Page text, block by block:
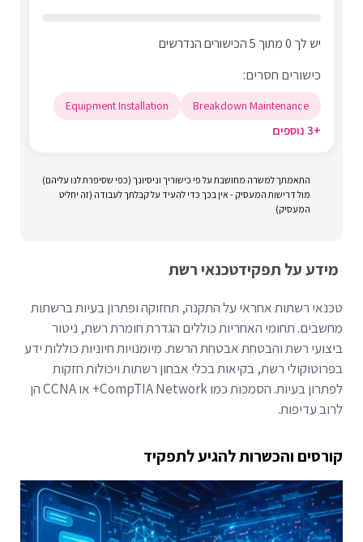
יש לך 0 מתוך 5 הכישורים הנדרשים
כישורים חסרים:
Breakdown Maintenance
Equipment Installation
+3 נוספים
התאמתך למשרה מחושבת על פי כישוריך וניסיונך (כפי שסיפרת לנו עליהם)
מול דרישות המעסיק - אין בכך כדי להעיד על קבלתך לעבודה (זה יחליט
המעסיק)
מידע על תפקידטכנאי רשת
טכנאי רשתות אחראי על התקנה, תחזוקה ופתרון בעיות ברשתות
מחשבים. תחומי האחריות כוללים הגדרת חומרת רשת, ניטור
ביצועי רשת והבטחת אבטחת הרשת. מיומנויות חיוניות כוללות ידע
בפרוטוקולי רשת, בקיאות בכלי אבחון רשתות ויכולות חזקות
לפתרון בעיות. הסמכות כמו CompTIA Network+ או CCNA הן
לרוב עדיפות.
קורסים והכשרות להגיע לתפקיד